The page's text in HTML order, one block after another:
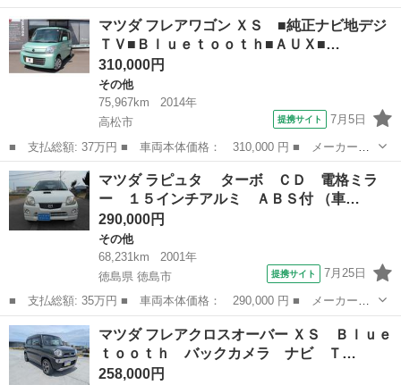
の「マツダ3 セダン（20S Lパッケージ）」を出品いたします。 安心
の【ワンオーナー車】であり、国に認められた指定整備工場にてきっ
ちりと定期点検・車検を受け...
香川 高松市 空港通り駅 その他
マツダ フレアワゴン ＸＳ ■純正ナビ地デジ
ＴＶ■Ｂｌｕｅｔｏｏｔｈ■ＡＵＸ■…
310,000円
その他
75,967km
2014年
高松市
提携サイト 7月5日
■ 支払総額: 37万円 ■ 車両本体価格： 310,000 円 ■ メーカー
名： マツダ ■ 車種名： フレアワゴン ■ グレード名： ＸＳ ■
純正ナビ地デジＴＶ■Ｂｌｕｅｔｏｏｔｈ■ＡＵＸ■ＨＤＭＩ■バックカ
メラ■ステ...
香川 高松市 その他
マツダ ラピュタ ターボ ＣＤ 電格ミラ
ー １５インチアルミ ＡＢＳ付 （車…
290,000円
その他
68,231km
2001年
徳島県 徳島市
提携サイト 7月25日
■ 支払総額: 35万円 ■ 車両本体価格： 290,000 円 ■ メーカー
名： マツダ ■ 車種名： ラピュタ ■ グレード名： ターボ
ＣＤ 電格ミラー １５インチアルミ ＡＢＳ付 ■ 排気量： 660cc
■ ド...
徳島 徳島市 その他
マツダ フレアクロスオーバー ＸＳ Ｂｌｕｅ
ｔｏｏｔｈ バックカメラ ナビ Ｔ…
258,000円